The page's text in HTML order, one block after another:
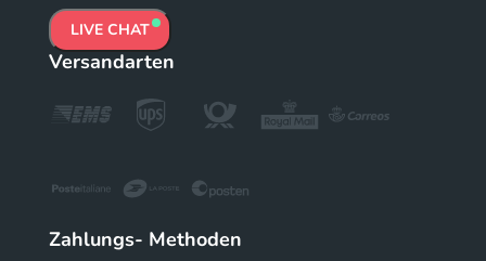
LIVE CHAT
Versandarten
Zahlungs- Methoden